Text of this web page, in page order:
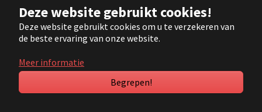
Deze website gebruikt cookies!
Deze website gebruikt cookies om u te verzekeren van
de beste ervaring van onze website.
Meer informatie
Begrepen!